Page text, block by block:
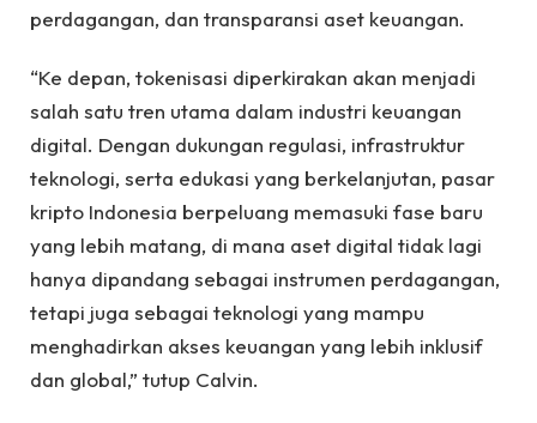
perdagangan, dan transparansi aset keuangan.
“Ke depan, tokenisasi diperkirakan akan menjadi
salah satu tren utama dalam industri keuangan
digital. Dengan dukungan regulasi, infrastruktur
teknologi, serta edukasi yang berkelanjutan, pasar
kripto Indonesia berpeluang memasuki fase baru
yang lebih matang, di mana aset digital tidak lagi
hanya dipandang sebagai instrumen perdagangan,
tetapi juga sebagai teknologi yang mampu
menghadirkan akses keuangan yang lebih inklusif
dan global,” tutup Calvin.